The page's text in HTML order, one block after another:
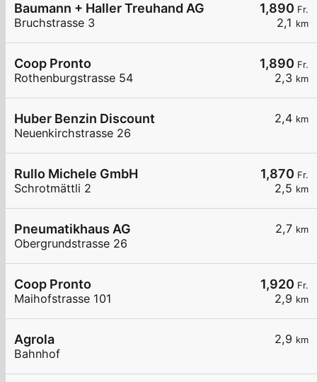
1,890 Fr.
2,1 km
Baumann + Haller Treuhand AG
Bruchstrasse 3
1,890 Fr.
2,3 km
Coop Pronto
Rothenburgstrasse 54
2,4 km
Huber Benzin Discount
Neuenkirchstrasse 26
1,870 Fr.
2,5 km
Rullo Michele GmbH
Schrotmättli 2
2,7 km
Pneumatikhaus AG
Obergrundstrasse 26
1,920 Fr.
2,9 km
Coop Pronto
Maihofstrasse 101
2,9 km
Agrola
Bahnhof